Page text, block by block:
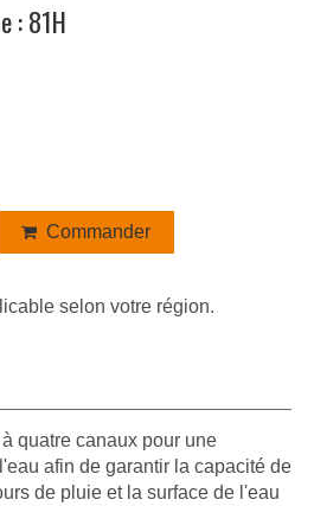
: 81H
Commander
selon votre région.
quatre canaux pour une
afin de garantir la capacité de
de pluie et la surface de l'eau